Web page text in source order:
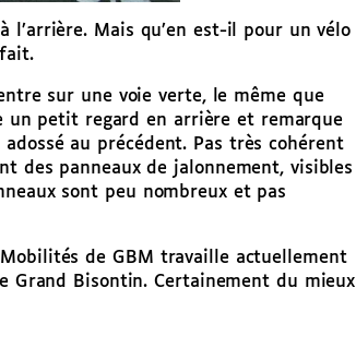
l’arrière. Mais qu’en est-il pour un vélo
sur une voie verte, le même que
un petit regard en arrière et remarque
adossé au précédent. Pas très cohérent
des panneaux de jalonnement, visibles
sont peu nombreux et pas
de GBM travaille actuellement
Grand Bisontin. Certainement du mieux